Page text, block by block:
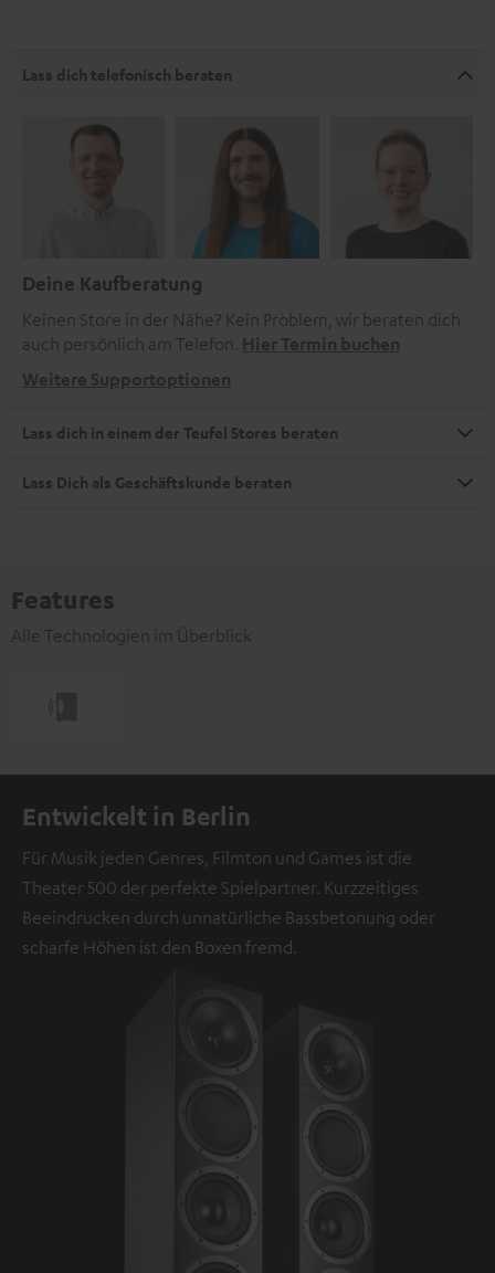
Lass dich telefonisch beraten
Deine Kaufberatung
Keinen Store in der Nähe? Kein Problem, wir beraten dich
auch persönlich am Telefon. Hier Termin buchen
Weitere Supportoptionen
Lass dich in einem der Teufel Stores beraten
Lass Dich als Geschäftskunde beraten
Features
Alle Technologien im Überblick
Entwickelt in Berlin
Für Musik jeden Genres, Filmton und Games ist die
Theater 500 der perfekte Spielpartner. Kurzzeitiges
Beeindrucken durch unnatürliche Bassbetonung oder
scharfe Höhen ist den Boxen fremd.